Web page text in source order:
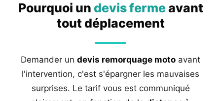
Pourquoi un devis fermeavant
tout déplacement
Demander un devis remorquage moto avant
l'intervention, c'est s'épargner les mauvaises
surprises. Le tarif vous est communiqué